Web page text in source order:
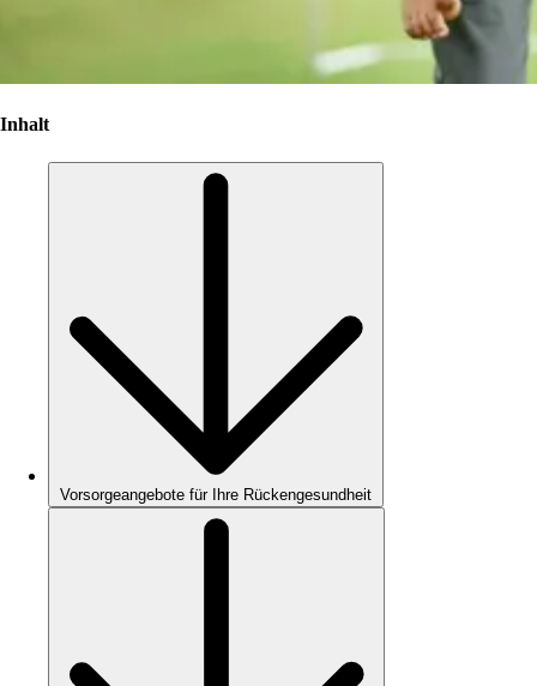
Inhalt
Vorsorgeangebote für Ihre Rückengesundheit